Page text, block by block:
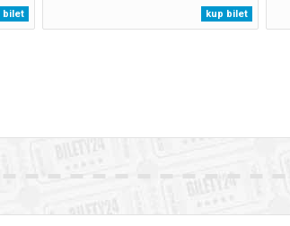
bilet
kup bilet